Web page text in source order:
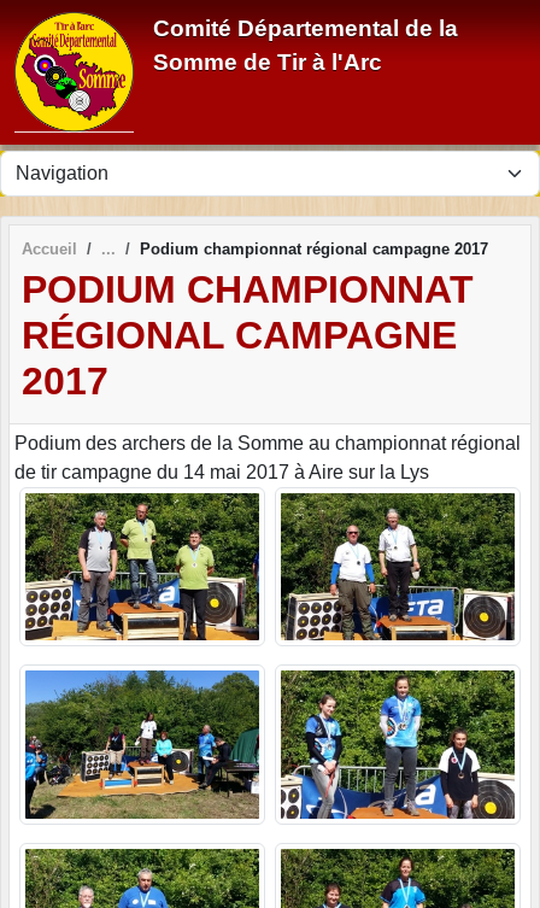
Comité Départemental de la
Somme de Tir à l'Arc
Accueil Podium championnat régional campagne 2017
PODIUM CHAMPIONNAT
RÉGIONAL CAMPAGNE
2017
Podium des archers de la Somme au championnat régional
de tir campagne du 14 mai 2017 à Aire sur la Lys
Panneau de gestion des cookies